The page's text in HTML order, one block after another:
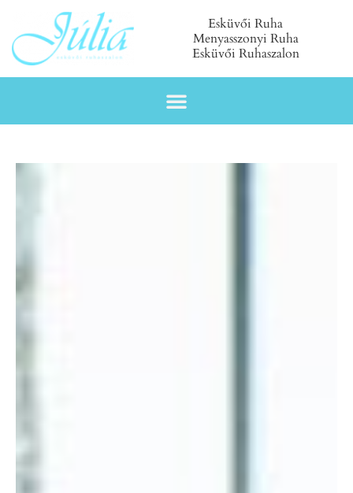
Esküvői Ruha
Menyasszonyi Ruha
Esküvői Ruhaszalon